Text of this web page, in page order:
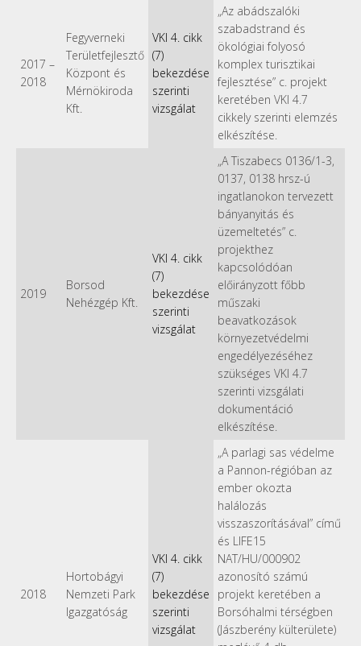
2017 –
2018
Fegyverneki
Területfejlesztő
Központ és
Mérnökiroda
Kft.
VKI 4. cikk
(7)
bekezdése
szerinti
vizsgálat
„Az abádszalóki
szabadstrand és
ökológiai folyosó
komplex turisztikai
fejlesztése” c. projekt
keretében VKI 4.7
cikkely szerinti elemzés
elkészítése.
2019
Borsod
Nehézgép Kft.
VKI 4. cikk
(7)
bekezdése
szerinti
vizsgálat
„A Tiszabecs 0136/1-3,
0137, 0138 hrsz-ú
ingatlanokon tervezett
bányanyitás és
üzemeltetés” c.
projekthez
kapcsolódóan
előirányzott főbb
műszaki
beavatkozások
környezetvédelmi
engedélyezéséhez
szükséges VKI 4.7
szerinti vizsgálati
dokumentáció
elkészítése.
2018
Hortobágyi
Nemzeti Park
Igazgatóság
VKI 4. cikk
(7)
bekezdése
szerinti
vizsgálat
„A parlagi sas védelme
a Pannon-régióban az
ember okozta
halálozás
visszaszorításával” című
és LIFE15
NAT/HU/000902
azonosító számú
projekt keretében a
Borsóhalmi térségben
(Jászberény külterülete)